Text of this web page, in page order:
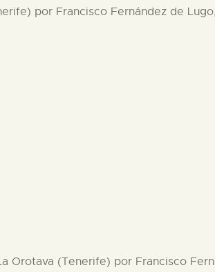
por Francisco Fernández de
Orotava (Tenerife) por Francisco